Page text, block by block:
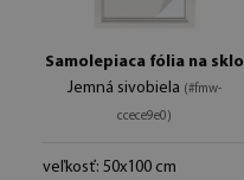
Samolepiaca fólia na sklo
Jemná sivobiela (#fmw-
ccece9e0)
veľkosť: 50x100 cm